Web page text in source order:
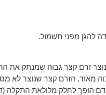
זרם קצר גבוה שמנתק את
מאוד, הזרם קצר שנוצר לא
הופך לחלק מלולאת